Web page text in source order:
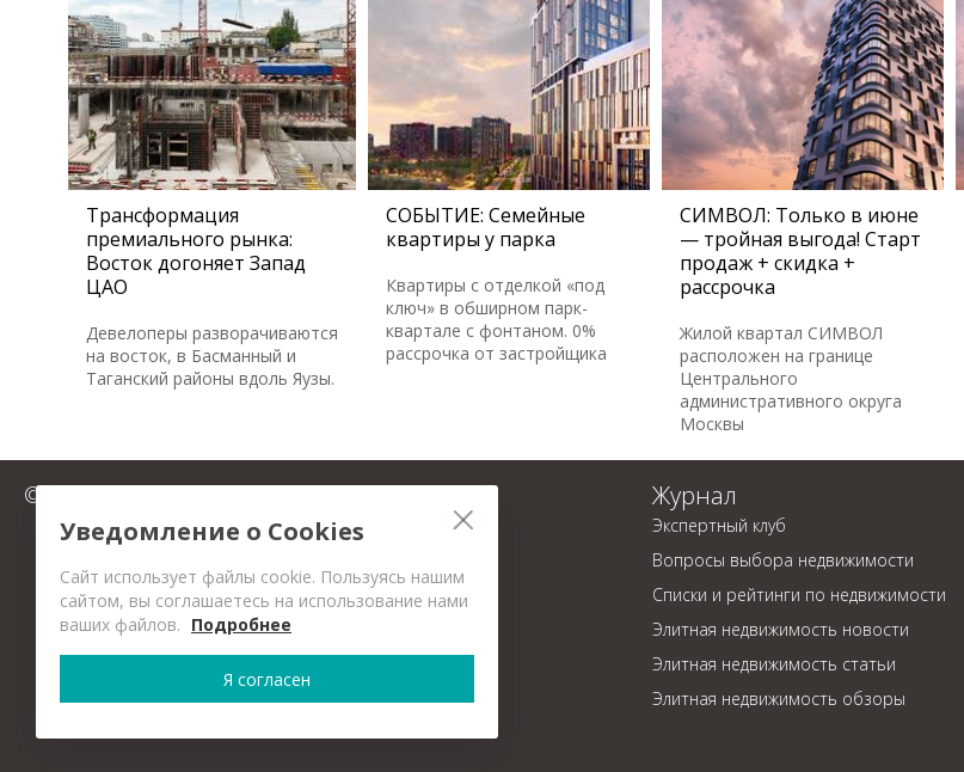
Трансформация
премиального рынка:
Восток догоняет Запад
ЦАО
Девелоперы разворачиваются
на восток, в Басманный и
Таганский районы вдоль Яузы.
СОБЫТИЕ: Семейные
квартиры у парка
Квартиры с отделкой «под
ключ» в обширном парк-
квартале с фонтаном. 0%
рассрочка от застройщика
СИМВОЛ: Только в июне
— тройная выгода! Старт
продаж + скидка +
рассрочка
Жилой квартал СИМВОЛ
расположен на границе
Центрального
административного округа
Москвы
Уведомление о Cookies
Сайт использует файлы cookie. Пользуясь нашим
сайтом, вы соглашаетесь на использование нами
ваших файлов. Подробнее
Я согласен
© 2025 FromMillion.ru Журнал
Экспертный клуб
Вопросы выбора недвижимости
Списки и рейтинги по недвижимости
Элитная недвижимость новости
Элитная недвижимость статьи
Элитная недвижимость обзоры